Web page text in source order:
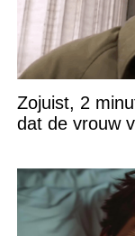
Zojuist, 2
dat de vrouw